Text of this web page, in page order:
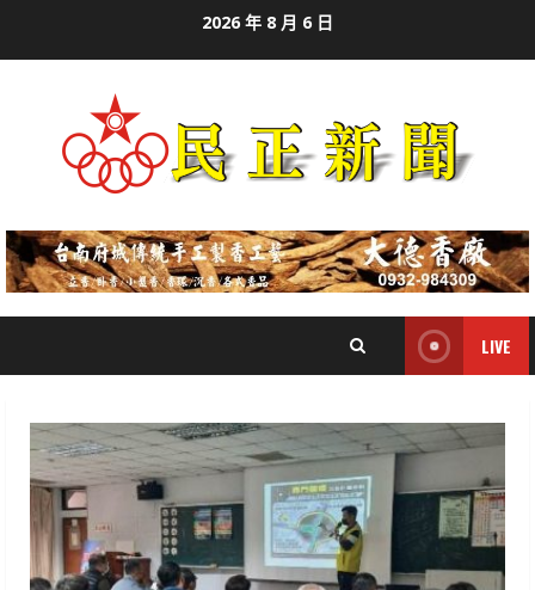
2026 年 8 月 6 日
LIVE